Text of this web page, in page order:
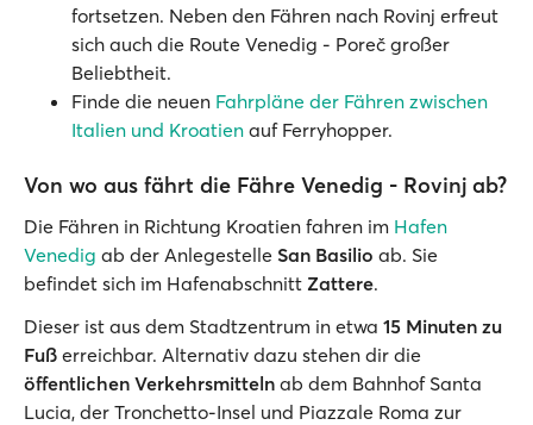
fortsetzen. Neben den Fähren nach Rovinj erfreut
sich auch die Route Venedig - Poreč großer
Beliebtheit.
Finde die neuen Fahrpläne der Fähren zwischen
Italien und Kroatien auf Ferryhopper.
Von wo aus fährt die Fähre Venedig - Rovinj ab?
Die Fähren in Richtung Kroatien fahren im Hafen
Venedig ab der Anlegestelle San Basilio ab. Sie
befindet sich im Hafenabschnitt Zattere.
Dieser ist aus dem Stadtzentrum in etwa 15 Minuten zu
Fuß erreichbar. Alternativ dazu stehen dir die
öffentlichen Verkehrsmitteln ab dem Bahnhof Santa
Lucia, der Tronchetto-Insel und Piazzale Roma zur